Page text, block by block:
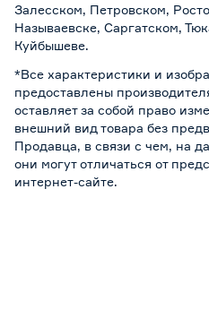
Залесском, Петровском,
Называевске, Саргатском,
Куйбышеве.
*Все характеристики и
предоставлены
оставляет за собой право
внешний вид товара без
Продавца, в связи с чем, на
они могут отличаться от
интернет-сайте.